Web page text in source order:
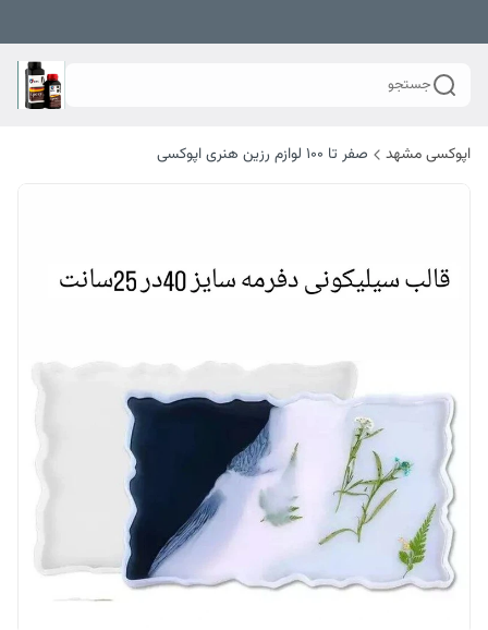
جستجو
اپوکسی مشهد صفر تا ۱۰۰ لوازم رزین هنری اپوکسی